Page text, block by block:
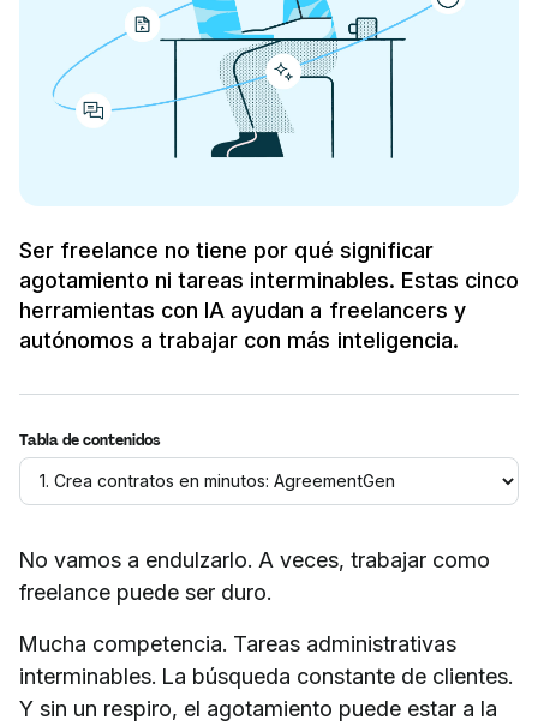
Ser freelance no tiene por qué significar
agotamiento ni tareas interminables. Estas cinco
herramientas con IA ayudan a freelancers y
autónomos a trabajar con más inteligencia.
Tabla de contenidos
No vamos a endulzarlo. A veces, trabajar como
freelance puede ser duro.
Mucha competencia. Tareas administrativas
interminables. La búsqueda constante de clientes.
Y sin un respiro, el agotamiento puede estar a la